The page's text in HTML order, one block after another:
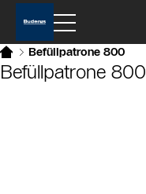
Befüllpatrone 800
Befüllpatrone 800